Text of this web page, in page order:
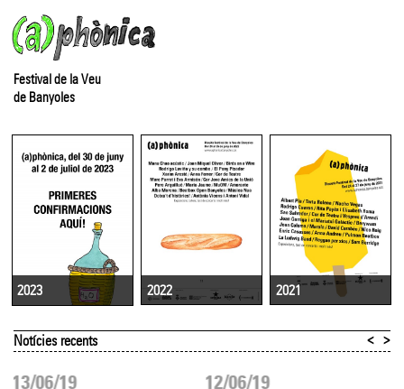
Festival de la Veu
de Banyoles
2023 2022 2021
Notícies recents
13/06/19
12/06/19
< >